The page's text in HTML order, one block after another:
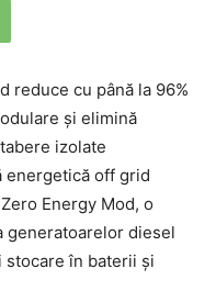
energetică off grid
Energy Mod, o
generatoarelor diesel
în baterii și